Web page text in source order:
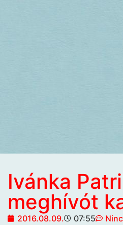
Ivánka
meghívót
2016.08.09. 07:55